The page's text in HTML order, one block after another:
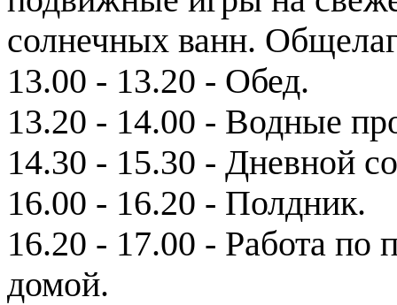
солнечных ванн.
13.00 - 13.20 - Обед.
13.20 - 14.00 - Водные
14.30 - 15.30 - Дневной
16.00 - 16.20 - Полдник.
16.20 - 17.00 - Работа по
домой.